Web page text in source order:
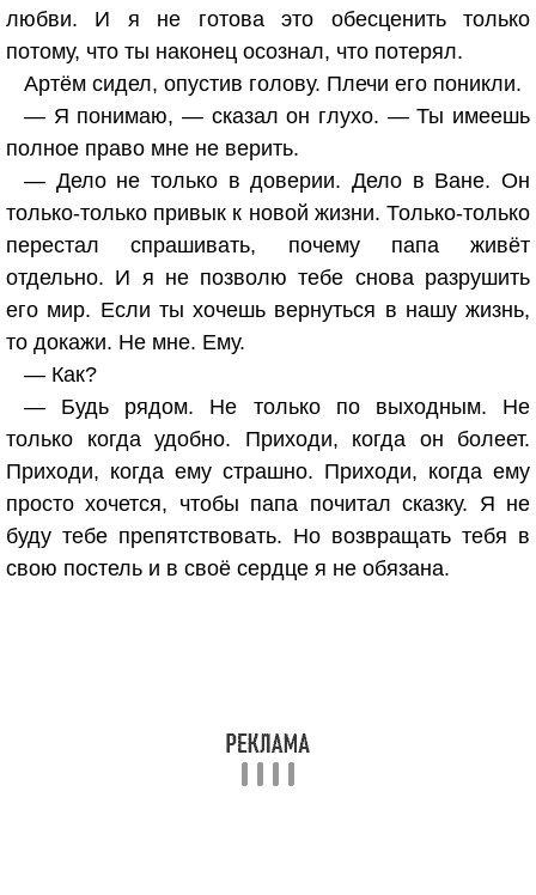
любви. И я не готова это обесценить только
потому, что ты наконец осознал, что потерял.
Артём сидел, опустив голову. Плечи его поникли.
— Я понимаю, — сказал он глухо. — Ты имеешь
полное право мне не верить.
— Дело не только в доверии. Дело в Ване. Он
только-только привык к новой жизни. Только-только
перестал спрашивать, почему папа живёт
отдельно. И я не позволю тебе снова разрушить
его мир. Если ты хочешь вернуться в нашу жизнь,
то докажи. Не мне. Ему.
— Как?
— Будь рядом. Не только по выходным. Не
только когда удобно. Приходи, когда он болеет.
Приходи, когда ему страшно. Приходи, когда ему
просто хочется, чтобы папа почитал сказку. Я не
буду тебе препятствовать. Но возвращать тебя в
свою постель и в своё сердце я не обязана.